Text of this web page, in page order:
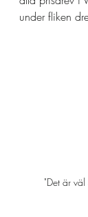
under fliken
"Det är väl